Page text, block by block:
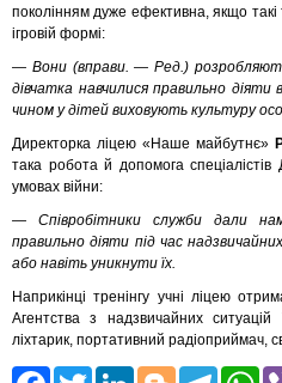
поколінням дуже ефективна, якщо такі
ігровій формі:
— Вони (вправи. — Ред.)
дівчатка навчилися правильно
чином у дітей виховують культуру
Директорка ліцею «Наше майбутнє»
така робота й допомога
умовах війни:
— Співробітники служби дали
правильно діяти під час
або навіть уникнути їх.
Наприкінці тренінгу учні ліцею
Агентства з надзвичайних
ліхтарик, портативний радіоприймач,